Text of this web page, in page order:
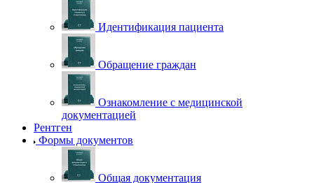
Идентификация пациента
Обращение граждан
Ознакомление с медицинской
документацией
Рентген
Формы документов
Общая документация